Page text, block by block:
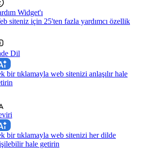
Widget'ı
siteniz için 25'ten fazla yardımcı özellik
Dil
bir tıklamayla web sitenizi anlaşılır hale
bir tıklamayla web sitenizi her dilde
hale getirin